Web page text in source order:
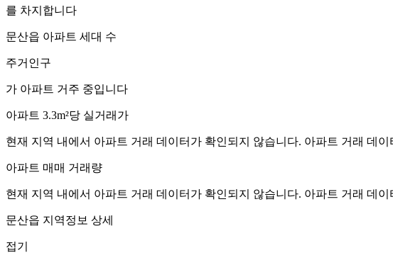
를 차지합니다
문산읍 아파트 세대 수
주거인구
가 아파트 거주 중입니다
아파트 3.3m²당 실거래가
현재 지역 내에서 아파트 거래 데이터가 확인되지 않습니다. 아파트 거래 데
아파트 매매 거래량
현재 지역 내에서 아파트 거래 데이터가 확인되지 않습니다. 아파트 거래 데
문산읍 지역정보 상세
접기